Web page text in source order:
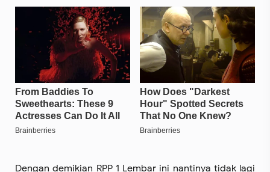
Dengan demikian RPP 1 Lembar ini nantinya tidak lagi